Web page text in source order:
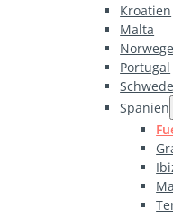
Kroatien
Malta
Portugal
Spanien